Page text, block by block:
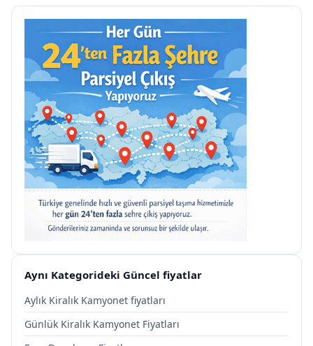
Aynı Kategorideki Güncel fiyatlar
Aylık Kiralık Kamyonet fiyatları
Günlük Kiralık Kamyonet Fiyatları